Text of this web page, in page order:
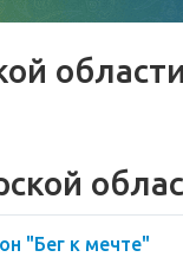
области
"Бег к мечте"